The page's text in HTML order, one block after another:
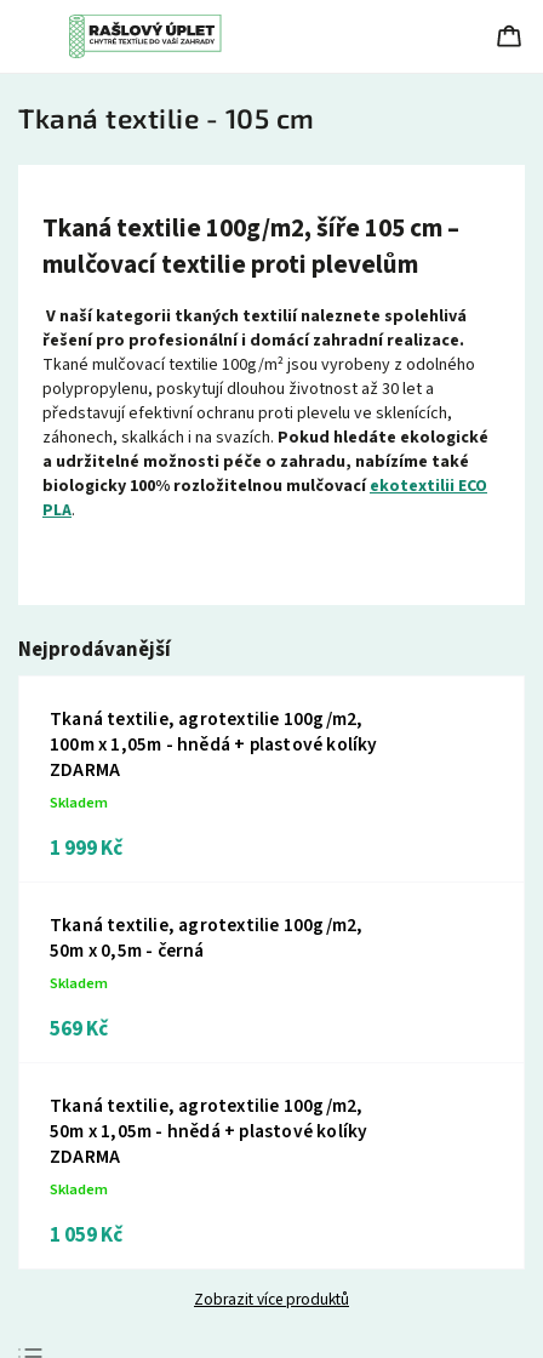
Tkaná textilie - 105 cm
Tkaná textilie 100g/m2, šíře 105 cm –
mulčovací textilie proti plevelům
V naší kategorii tkaných textilií naleznete spolehlivá
řešení pro profesionální i domácí zahradní realizace.
Tkané mulčovací textilie 100g/m² jsou vyrobeny z odolného
polypropylenu, poskytují dlouhou životnost až 30 let a
představují efektivní ochranu proti plevelu ve sklenících,
záhonech, skalkách i na svazích. Pokud hledáte ekologické
a udržitelné možnosti péče o zahradu, nabízíme také
biologicky 100% rozložitelnou mulčovací ekotextilii ECO
PLA.
Nejprodávanější
Tkaná textilie, agrotextilie 100g/m2,
100m x 1,05m - hnědá + plastové kolíky
ZDARMA
Skladem
1 999 Kč
Tkaná textilie, agrotextilie 100g/m2,
50m x 0,5m - černá
Skladem
569 Kč
Tkaná textilie, agrotextilie 100g/m2,
50m x 1,05m - hnědá + plastové kolíky
ZDARMA
Skladem
1 059 Kč
Zobrazit více produktů